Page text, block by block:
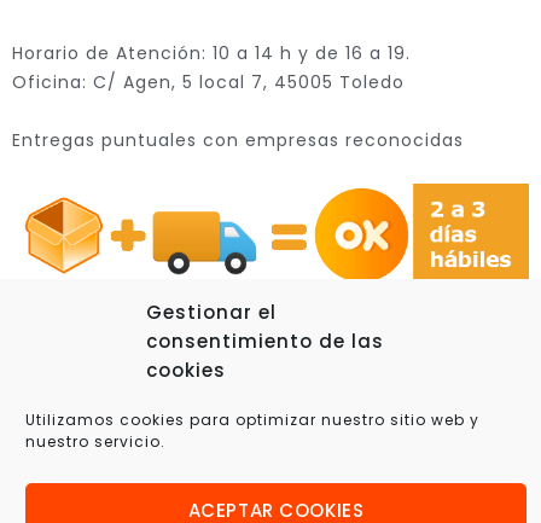
Gestionar el
consentimiento de las
cookies
Utilizamos cookies para optimizar nuestro sitio web y
nuestro servicio.
ACEPTAR COOKIES
Horario de Atención: 10 a 14 h y de 16 a 19.
Oficina: C/ Agen, 5 local 7, 45005 Toledo
Entregas puntuales con empresas reconocidas
Tecnología